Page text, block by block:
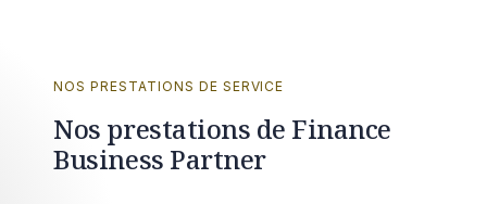
NOS PRESTATIONS DE SERVICE
Nos prestations de Finance
Business Partner